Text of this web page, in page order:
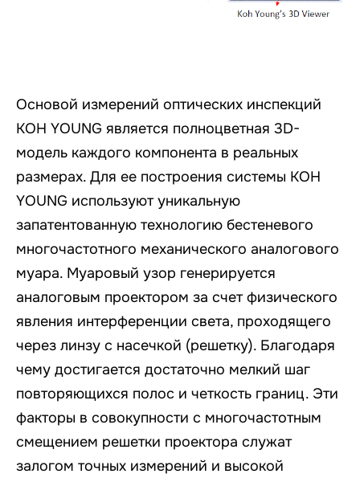
Основой измерений оптических инспекций
KOH YOUNG является полноцветная 3D-
модель каждого компонента в реальных
размерах. Для ее построения системы KOH
YOUNG используют уникальную
запатентованную технологию бестеневого
многочастотного механического аналогового
муара. Муаровый узор генерируется
аналоговым проектором за счет физического
явления интерференции света, проходящего
через линзу с насечкой (решетку). Благодаря
чему достигается достаточно мелкий шаг
повторяющихся полос и четкость границ. Эти
факторы в совокупности с многочастотным
смещением решетки проектора служат
залогом точных измерений и высокой